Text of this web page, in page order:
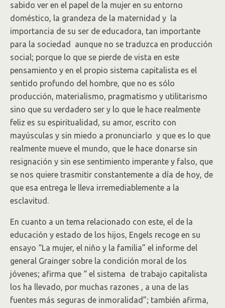
sabido ver en el papel de la mujer en su entorno
doméstico, la grandeza de la maternidad y la
importancia de su ser de educadora, tan importante
para la sociedad aunque no se traduzca en producción
social; porque lo que se pierde de vista en este
pensamiento y en el propio sistema capitalista es el
sentido profundo del hombre, que no es sólo
producción, materialismo, pragmatismo y utilitarismo
sino que su verdadero ser y lo que le hace realmente
feliz es su espiritualidad, su amor, escrito con
mayúsculas y sin miedo a pronunciarlo y que es lo que
realmente mueve el mundo, que le hace donarse sin
resignación y sin ese sentimiento imperante y falso, que
se nos quiere trasmitir constantemente a día de hoy, de
que esa entrega le lleva irremediablemente a la
esclavitud.
En cuanto a un tema relacionado con este, el de la
educación y estado de los hijos, Engels recoge en su
ensayo “La mujer, el niño y la familia” el informe del
general Grainger sobre la condición moral de los
jóvenes; afirma que “ el sistema de trabajo capitalista
los ha llevado, por muchas razones , a una de las
fuentes más seguras de inmoralidad”; también afirma,